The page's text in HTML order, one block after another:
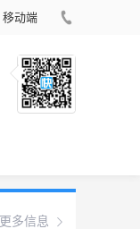
移动端
更多信息